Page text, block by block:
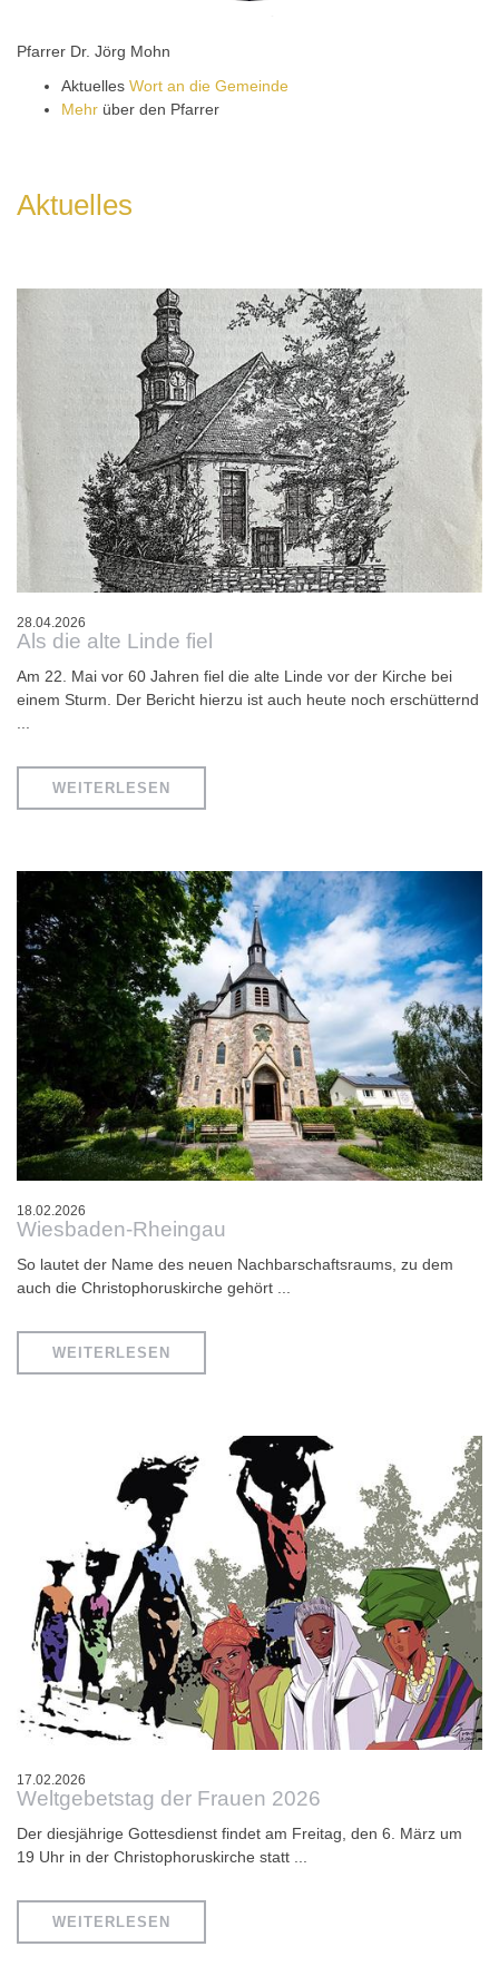
Pfarrer Dr. Jörg Mohn
Aktuelles Wort an die Gemeinde
Mehr über den Pfarrer
Aktuelles
28.04.2026
Als die alte Linde fiel
Am 22. Mai vor 60 Jahren fiel die alte Linde vor der Kirche bei
einem Sturm. Der Bericht hierzu ist auch heute noch erschütternd
WEITERLESEN
18.02.2026
Wiesbaden-Rheingau
So lautet der Name des neuen Nachbarschaftsraums, zu dem
auch die Christophoruskirche gehört ...
WEITERLESEN
17.02.2026
Weltgebetstag der Frauen 2026
Der diesjährige Gottesdienst findet am Freitag, den 6. März um
19 Uhr in der Christophoruskirche statt ...
WEITERLESEN